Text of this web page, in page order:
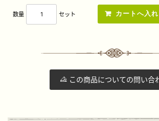
数量 セット
この商品についての問い合